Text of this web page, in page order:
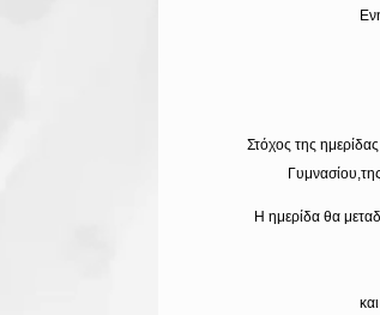
Στόχος της
Η ημερίδα θα